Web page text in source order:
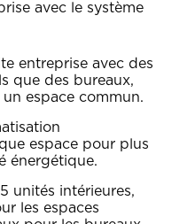
avec le système
entreprise avec des
que des bureaux,
espace commun.
espace pour plus
énergétique.
5 unités intérieures,
les espaces